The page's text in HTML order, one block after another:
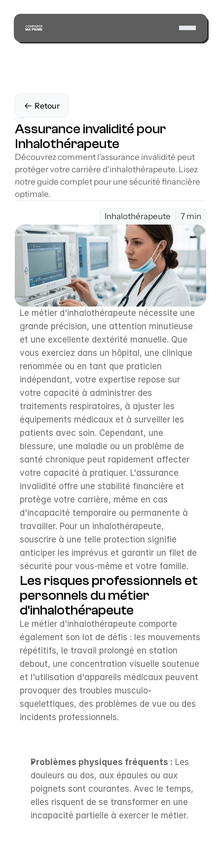
Retour
Assurance invalidité pour
Inhalothérapeute
Découvrez comment l'assurance invalidité peut
protéger votre carrière d'inhalothérapeute. Lisez
notre guide complet pour une sécurité financière
optimale.
Inhalothérapeute 7 min
Le métier d'inhalothérapeute nécessite une
grande précision, une attention minutieuse
et une excellente dextérité manuelle. Que
vous exerciez dans un hôpital, une clinique
renommée ou en tant que praticien
indépendant, votre expertise repose sur
votre capacité à administrer des
traitements respiratoires, à ajuster les
équipements médicaux et à surveiller les
patients avec soin. Cependant, une
blessure, une maladie ou un problème de
santé chronique peut rapidement affecter
votre capacité à pratiquer. L'assurance
invalidité offre une stabilité financière et
protège votre carrière, même en cas
d'incapacité temporaire ou permanente à
travailler. Pour un inhalothérapeute,
souscrire à une telle protection signifie
anticiper les imprévus et garantir un filet de
sécurité pour vous-même et votre famille.
Les risques professionnels et
personnels du métier
d'inhalothérapeute
Le métier d'inhalothérapeute comporte
également son lot de défis : les mouvements
répétitifs, le travail prolongé en station
debout, une concentration visuelle soutenue
et l'utilisation d'appareils médicaux peuvent
provoquer des troubles musculo-
squelettiques, des problèmes de vue ou des
incidents professionnels.
Problèmes physiques fréquents : Les
douleurs au dos, aux épaules ou aux
poignets sont courantes. Avec le temps,
elles risquent de se transformer en une
incapacité partielle à exercer le métier.